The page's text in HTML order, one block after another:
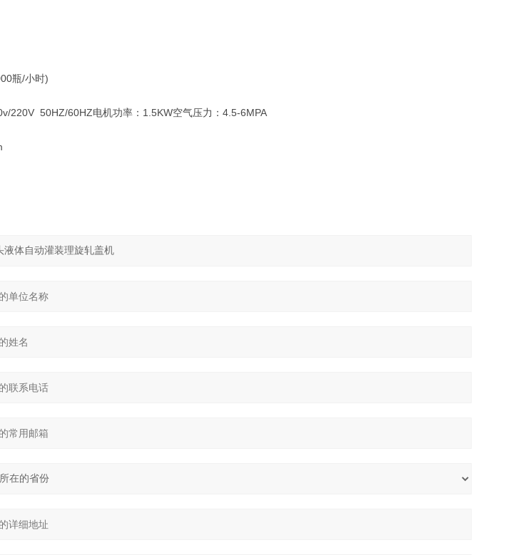
瓶/小时)
50HZ/60HZ电机功率：1.5KW空气压力：4.5-6MPA